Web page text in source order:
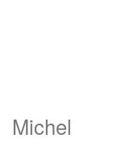
Michel